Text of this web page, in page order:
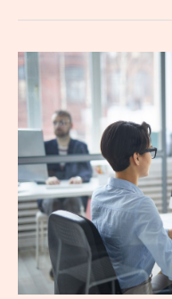
Cegid
Ekon
XRP
incorpora
nuevos
agentes
de
IA
especializados
que
anticipan
y